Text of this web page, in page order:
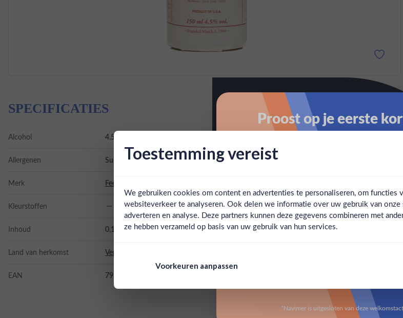
Ben jij 18 jaar of
SPECIFICATIES
Alcohol 4.50%
Allergenen Sulfiten
Merk Fee Brothers
Kleurstoffen
Inhoud 0,15L
Land van herkomst Verenigde Staten
EAN 791863140650
Toestemming vereist
We gebruiken cookies om content en advertenties te personaliseren, om functies
websiteverkeer te analyseren. Ook delen we informatie over uw gebruik van
adverteren en analyse. Deze partners kunnen deze gegevens combineren met
ze hebben verzameld op basis van uw gebruik van hun services.
Voorkeuren aanpassen
Proost op je eerste
Claim mijn korting
*Navimer is uitgesloten van deze